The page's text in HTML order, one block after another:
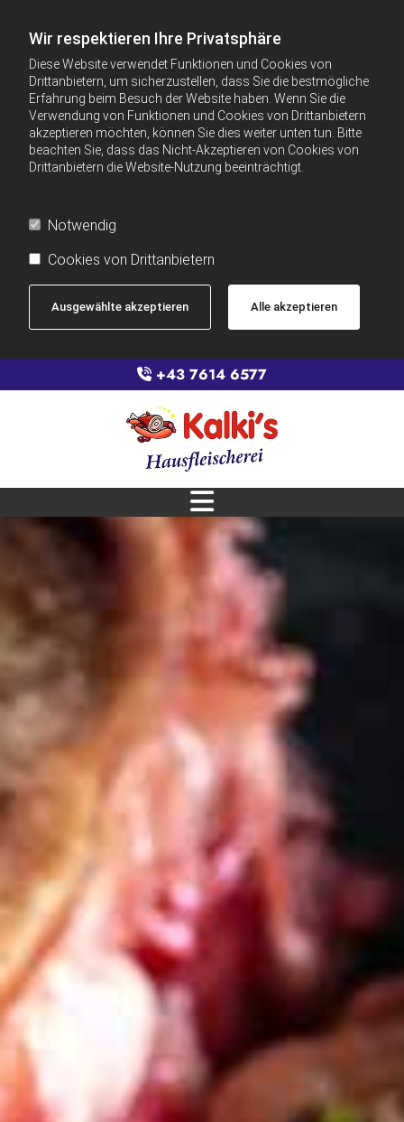
Wir respektieren Ihre Privatsphäre
Diese Website verwendet Funktionen und Cookies von
Drittanbietern, um sicherzustellen, dass Sie die bestmögliche
Erfahrung beim Besuch der Website haben. Wenn Sie die
Verwendung von Funktionen und Cookies von Drittanbietern
akzeptieren möchten, können Sie dies weiter unten tun. Bitte
beachten Sie, dass das Nicht-Akzeptieren von Cookies von
Drittanbietern die Website-Nutzung beeinträchtigt.
Notwendig
Cookies von Drittanbietern
Ausgewählte akzeptieren Alle akzeptieren
 +43 7614 6577